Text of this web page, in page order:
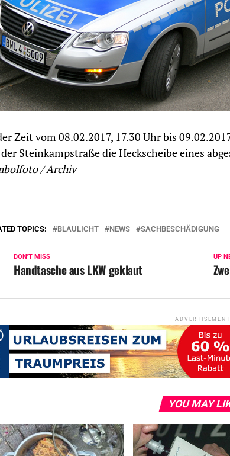
Zeit vom 08.02.2017, 17.30 Uhr bis
Steinkampstraße die Heckscheibe eines
/ Archiv
TOPICS: BLAULICHT NEWS SACHBESCHÄDIGUNG
UP
DON'T MISS
Handtasche aus LKW geklaut
ADVERTISEMENT
YOU MAY